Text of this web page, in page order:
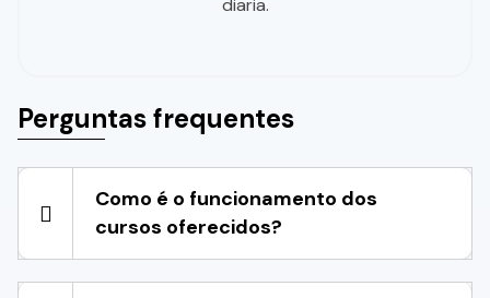
diaria.
Perguntas frequentes
Como é o funcionamento dos
cursos oferecidos?